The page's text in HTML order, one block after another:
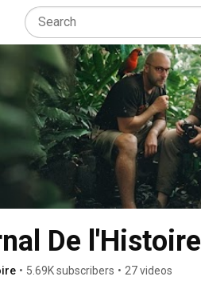
De l'Histoire
• 5.69K subscribers • 27 videos